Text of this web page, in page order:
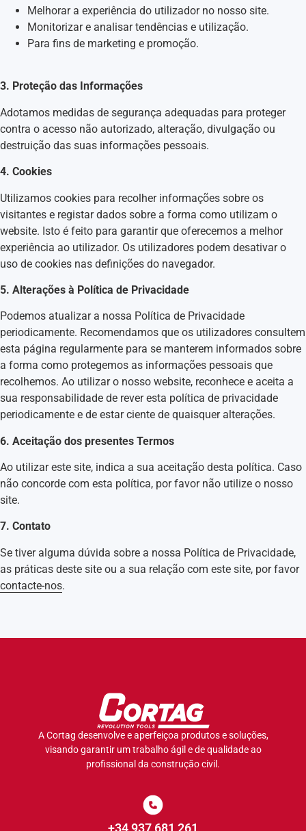
Melhorar a experiência do utilizador no nosso site.
Monitorizar e analisar tendências e utilização.
Para fins de marketing e promoção.
3. Proteção das Informações
Adotamos medidas de segurança adequadas para proteger
contra o acesso não autorizado, alteração, divulgação ou
destruição das suas informações pessoais.
4. Cookies
Utilizamos cookies para recolher informações sobre os
visitantes e registar dados sobre a forma como utilizam o
website. Isto é feito para garantir que oferecemos a melhor
experiência ao utilizador. Os utilizadores podem desativar o
uso de cookies nas definições do navegador.
5. Alterações à Política de Privacidade
Podemos atualizar a nossa Política de Privacidade
periodicamente. Recomendamos que os utilizadores consultem
esta página regularmente para se manterem informados sobre
a forma como protegemos as informações pessoais que
recolhemos. Ao utilizar o nosso website, reconhece e aceita a
sua responsabilidade de rever esta política de privacidade
periodicamente e de estar ciente de quaisquer alterações.
6. Aceitação dos presentes Termos
Ao utilizar este site, indica a sua aceitação desta política. Caso
não concorde com esta política, por favor não utilize o nosso
site.
7. Contato
Se tiver alguma dúvida sobre a nossa Política de Privacidade,
as práticas deste site ou a sua relação com este site, por favor
contacte-nos.
A Cortag desenvolve e aperfeiçoa produtos e soluções,
visando garantir um trabalho ágil e de qualidade ao
profissional da construção civil.
+34 937 681 261